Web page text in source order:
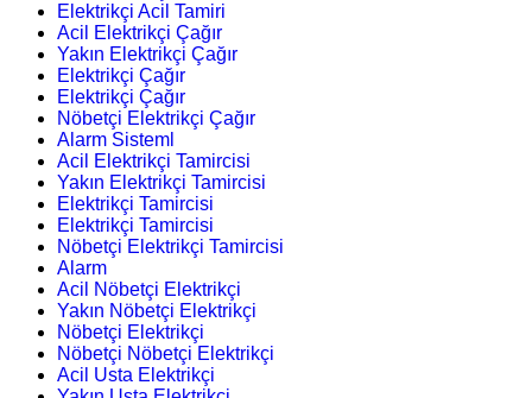
Elektrikçi Acil Tamiri
Acil Elektrikçi Çağır
Yakın Elektrikçi Çağır
Elektrikçi Çağır
Elektrikçi Çağır
Nöbetçi Elektrikçi Çağır
Alarm Sisteml
Acil Elektrikçi Tamircisi
Yakın Elektrikçi Tamircisi
Elektrikçi Tamircisi
Elektrikçi Tamircisi
Nöbetçi Elektrikçi Tamircisi
Alarm
Acil Nöbetçi Elektrikçi
Yakın Nöbetçi Elektrikçi
Nöbetçi Elektrikçi
Nöbetçi Nöbetçi Elektrikçi
Acil Usta Elektrikçi